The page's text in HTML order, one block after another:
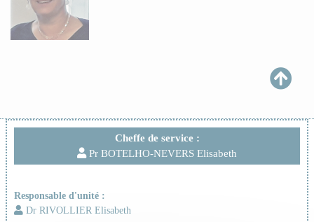
Cheffe de service :
Pr BOTELHO-NEVERS Elisabeth
Responsable d'unité :
Dr RIVOLLIER Elisabeth